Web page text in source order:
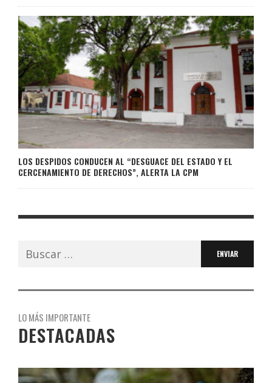
LOS DESPIDOS CONDUCEN AL “DESGUACE DEL ESTADO Y EL
CERCENAMIENTO DE DERECHOS”, ALERTA LA CPM
Buscar:
LO MÁS IMPORTANTE
DESTACADAS